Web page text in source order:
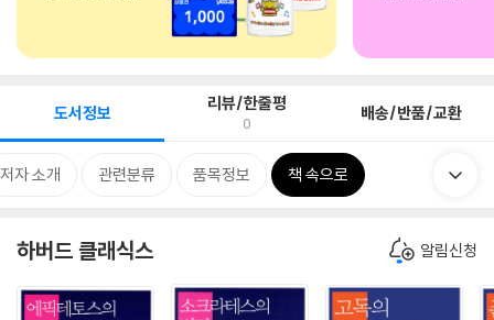
도서정보 리뷰/한줄평
0 배송/반품/교환
저자 소개 관련분류 품목정보 책 속으로
하버드 클래식스 알림신청